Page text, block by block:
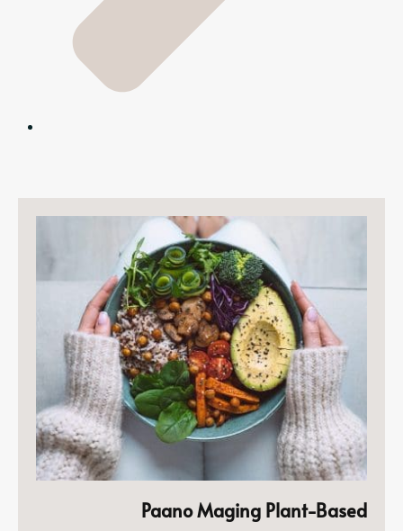
Paano Maging Plant-Based